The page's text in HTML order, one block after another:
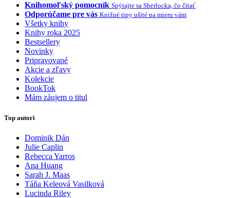
Knihomoľský pomocník Spýtajte sa Sherlocka, čo čítať
Odporúčame pre vás Knižné tipy ušité na mieru vám
Všetky knihy
Knihy roka 2025
Bestsellery
Novinky
Pripravované
Akcie a zľavy
Kolekcie
BookTok
Mám záujem o titul
Top autori
Dominik Dán
Julie Caplin
Rebecca Yarros
Ana Huang
Sarah J. Maas
Táňa Keleová Vasilková
Lucinda Riley